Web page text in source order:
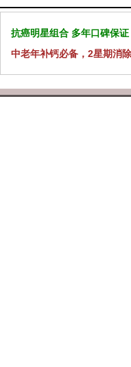
抗癌明星组合 多年口碑保
中老年补钙必备，2星期消